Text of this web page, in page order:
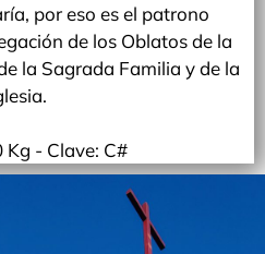
por eso es el patrono
de los Oblatos de la
la Sagrada Familia y de la
Kg - Clave: C#